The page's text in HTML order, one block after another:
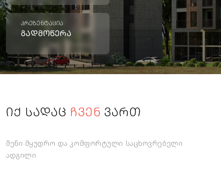
ჩვენი უძრავი ქონების ექსპერტი
შეგარჩევინებთ ოცნების ბინას💙
გაუქმება
ᲞᲠᲔᲖᲔᲜᲢᲐᲪᲘᲐ
ᲒᲐᲓᲛᲝᲬᲔᲠᲐ
ᲘᲥ ᲡᲐᲓᲐᲪ ᲩᲕᲔᲜ ᲕᲐᲠᲗ
შენი მყუდრო და კომფორტული საცხოვრებელი
ადგილი